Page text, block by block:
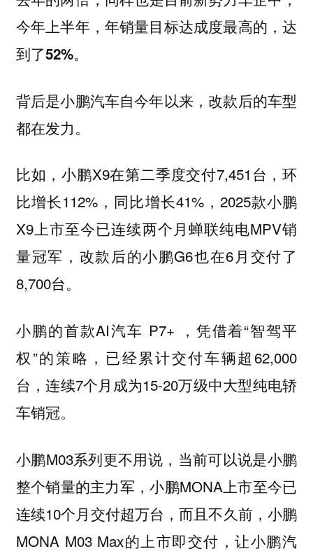
今年上半年，年销量目标达成度最高的，达
到了52%。
背后是小鹏汽车自今年以来，改款后的车型
都在发力。
比如，小鹏X9在第二季度交付7,451台，环
比增长112%，同比增长41%，2025款小鹏
X9上市至今已连续两个月蝉联纯电MPV销
量冠军，改款后的小鹏G6也在6月交付了
8,700台。
小鹏的首款AI汽车 P7+ ，凭借着“智驾平
权”的策略，已经累计交付车辆超62,000
台，连续7个月成为15-20万级中大型纯电轿
车销冠。
小鹏M03系列更不用说，当前可以说是小鹏
整个销量的主力军，小鹏MONA上市至今已
连续10个月交付超万台，而且不久前，小鹏
MONA M03 Max的上市即交付，让小鹏汽